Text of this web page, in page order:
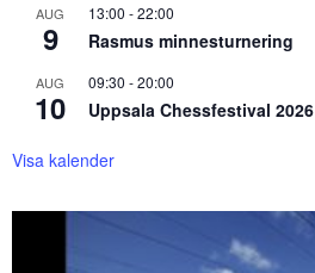
AUG
9
13:00 -22:00
Rasmus minnesturnering
AUG
10
09:30 -20:00
Uppsala Chessfestival 2026
Visa kalender